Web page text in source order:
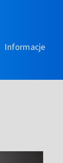
Informacje